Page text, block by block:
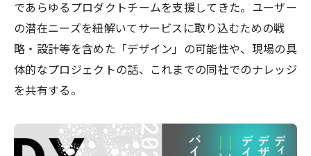
であらゆるプロダクトチームを支援してきた。ユーザー
の潜在ニーズを紐解いてサービスに取り込むための戦
略・設計等を含めた「デザイン」の可能性や、現場の具
体的なプロジェクトの話、これまでの同社でのナレッジ
を共有する。